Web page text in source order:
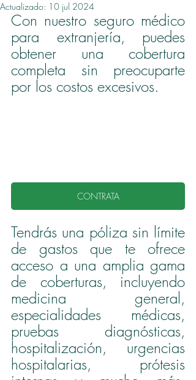
Actualizado: 10 jul 2024
Con nuestro seguro médico
para extranjería, puedes
obtener una cobertura
completa sin preocuparte
por los costos excesivos.
CONTRATA
Tendrás una póliza sin límite
de gastos que te ofrece
acceso a una amplia gama
de coberturas, incluyendo
medicina general,
especialidades médicas,
pruebas diagnósticas,
hospitalización, urgencias
hospitalarias, prótesis